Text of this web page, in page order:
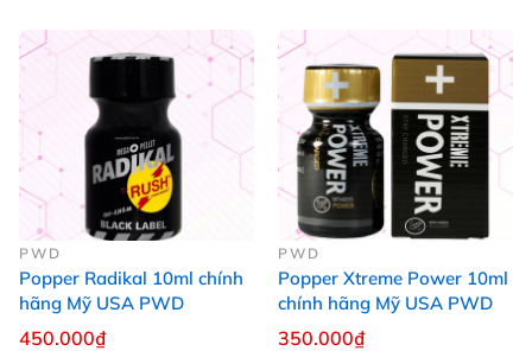
PWD
Popper Radikal 10ml chính
hãng Mỹ USA PWD
450.000₫
PWD
Popper Xtreme Power 10ml
chính hãng Mỹ USA PWD
350.000₫